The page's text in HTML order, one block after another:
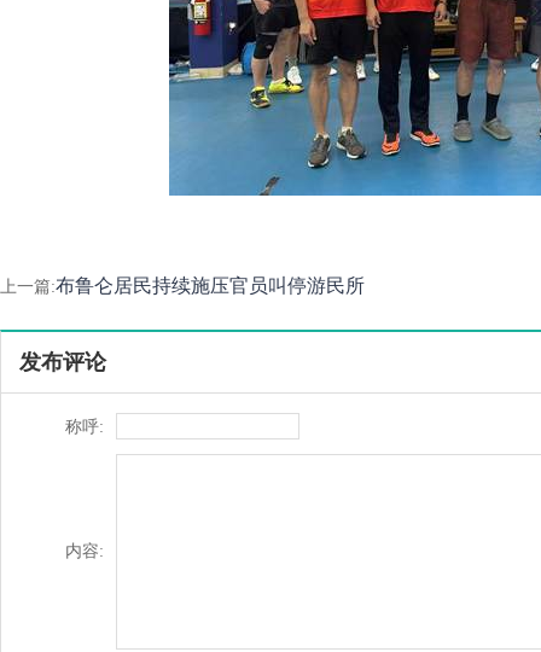
上一篇:布鲁仑居民持续施压官员叫停游民所
发布评论
称呼:
内容: